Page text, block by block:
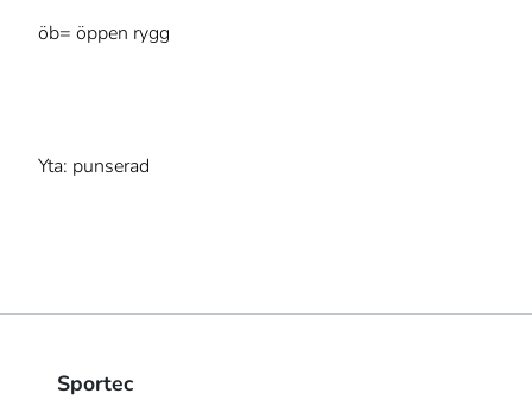
öb= öppen rygg
Yta: punserad
Sportec